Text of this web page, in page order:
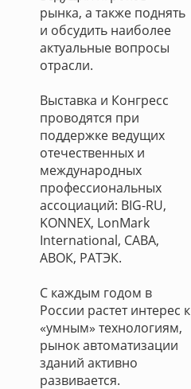
рынка, а также поднять
и обсудить наиболее
актуальные вопросы
отрасли.
Выставка и Конгресс
проводятся при
поддержке ведущих
отечественных и
международных
профессиональных
ассоциаций: BIG-RU,
KONNEX, LonMark
International, CABA,
АВОК, РАТЭК.
С каждым годом в
России растет интерес к
«умным» технологиям,
рынок автоматизации
зданий активно
развивается.